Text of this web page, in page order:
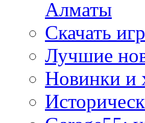
Алматы
Скачать
Лучшие
Новинки и